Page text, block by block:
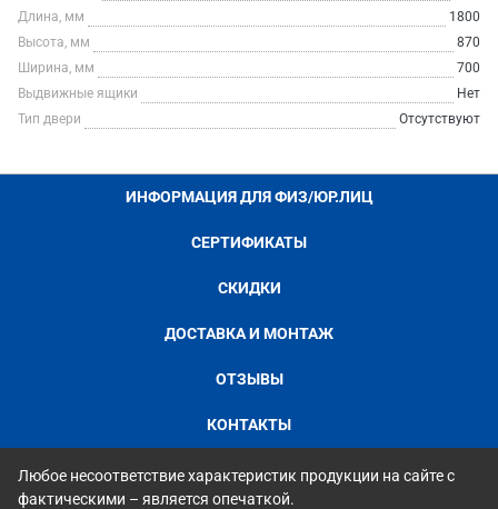
Длина, мм
1800
Высота, мм
870
Ширина, мм
700
Выдвижные ящики
Нет
Тип двери
Отсутствуют
ИНФОРМАЦИЯ ДЛЯ ФИЗ/ЮР.ЛИЦ
СЕРТИФИКАТЫ
СКИДКИ
ДОСТАВКА И МОНТАЖ
ОТЗЫВЫ
КОНТАКТЫ
Любое несоответствие характеристик продукции на сайте с
фактическими – является опечаткой.